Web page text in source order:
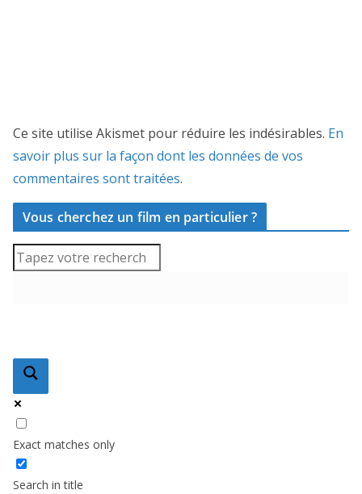
Ce site utilise Akismet pour réduire les indésirables. En
savoir plus sur la façon dont les données de vos
commentaires sont traitées.
Vous cherchez un film en particulier ?
Exact matches only
Search in title